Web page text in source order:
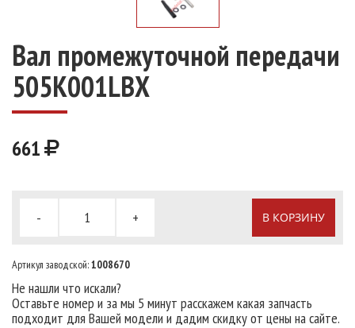
Вал промежуточной передачи
505K001LBX
661
- + В КОРЗИНУ
Артикул заводской:1008670
Не нашли что искали?
Оставьте номер и за мы 5 минут расскажем какая запчасть
подходит для Вашей модели и дадим скидку от цены на сайте.